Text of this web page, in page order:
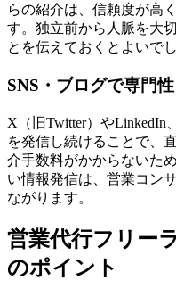
らの紹介は、信頼度が高
す。独立前から人脈を大
とを伝えておくとよいでし
SNS・ブログで専門
X（旧Twitter）やLinkedIn
を発信し続けることで、
介手数料がかからないた
い情報発信は、営業コン
ながります。
営業代行フリー
のポイント